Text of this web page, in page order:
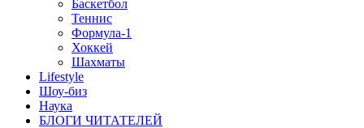
Баскетбол
Теннис
Формула-1
Хоккей
Шахматы
Lifestyle
Шоу-биз
Наука
БЛОГИ ЧИТАТЕЛЕЙ